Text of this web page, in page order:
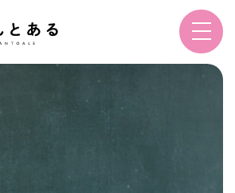
toggle